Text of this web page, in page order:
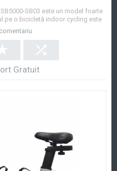
SB03 este un model foarte
pe o bicicletă indoor cycling este
pe o bicicleta de exterior si vă
și să îmbunătățiți sistemul
ind...
Afla mai mult
Gratuit